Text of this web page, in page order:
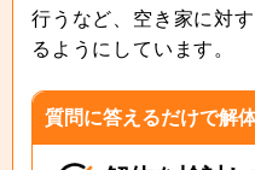
行うなど、空き家に対
るようにしています。
質問に答えるだけで解